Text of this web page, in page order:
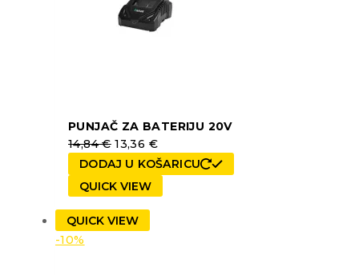
PUNJAČ ZA BATERIJU 20V
14,84€ 13,36 €
DODAJ U KOŠARICU
QUICK VIEW
QUICK VIEW
-10%